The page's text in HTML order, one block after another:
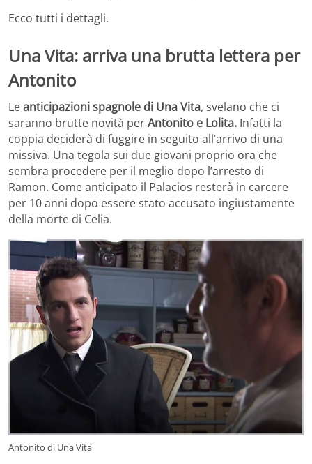
Ecco tutti i dettagli.
Una Vita: arriva una brutta lettera per
Antonito
Leanticipazioni spagnole di Una Vita, svelano che ci
saranno brutte novità perAntonito e Lolita. Infatti la
coppia deciderà di fuggire in seguito all’arrivo di una
missiva. Una tegola sui due giovani proprio ora che
sembra procedere per il meglio dopo l’arresto di
Ramon. Come anticipato il Palacios resterà in carcere
per 10 anni dopo essere stato accusato ingiustamente
della morte di Celia.
Antonito di Una Vita